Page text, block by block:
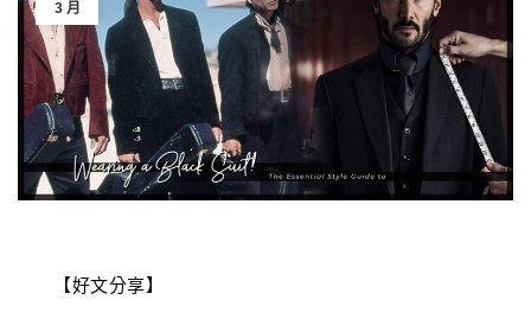
3 月
【好文分享】